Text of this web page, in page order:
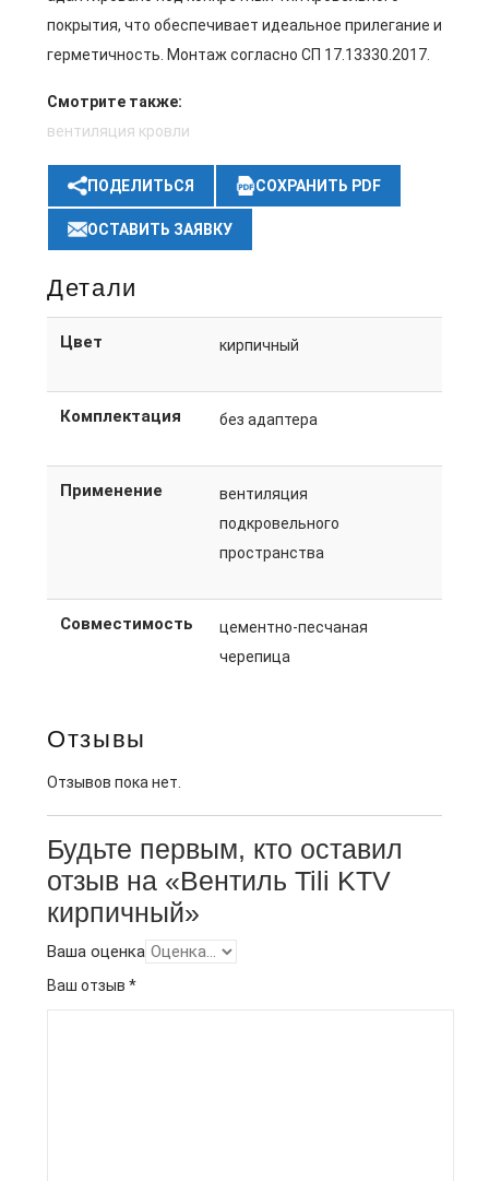
покрытия, что обеспечивает идеальное прилегание и
герметичность. Монтаж согласно СП 17.13330.2017.
Смотрите также:
вентиляция кровли
ПОДЕЛИТЬСЯ СОХРАНИТЬ PDF
ОСТАВИТЬ ЗАЯВКУ
Детали
Цвет кирпичный
Комплектация без адаптера
Применение
вентиляция
подкровельного
пространства
Совместимость
цементно-песчаная
черепица
Отзывы
Отзывов пока нет.
Будьте первым, кто оставил
отзыв на «Вентиль Tili KTV
кирпичный»
Ваша оценка
Ваш отзыв *